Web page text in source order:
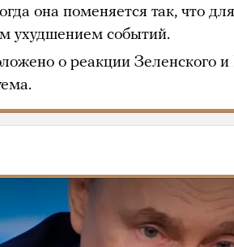
она поменяется так, что
ухудшением событий.
о реакции Зеленского